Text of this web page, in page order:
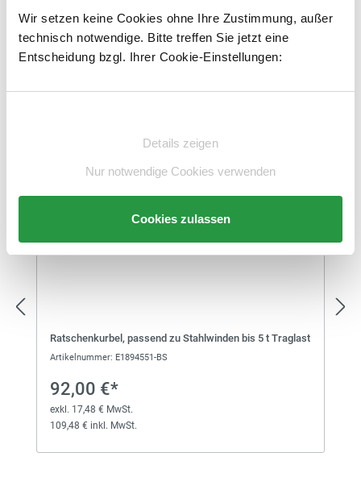
Wir setzen keine Cookies ohne Ihre Zustimmung, außer
technisch notwendige. Bitte treffen Sie jetzt eine
Entscheidung bzgl. Ihrer Cookie-Einstellungen:
Details zeigen
Nur notwendige Cookies verwenden
Cookies zulassen
Zubehör
Beratung
Ratschenkurbel, passend zu Stahlwinden bis 5 t Traglast
Artikelnummer: E1894551-BS
92,00 €*
exkl. 17,48 € MwSt.
109,48 € inkl. MwSt.